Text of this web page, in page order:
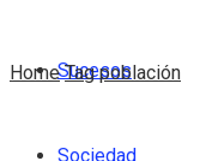
Sucesos
Sociedad
Home Tag población